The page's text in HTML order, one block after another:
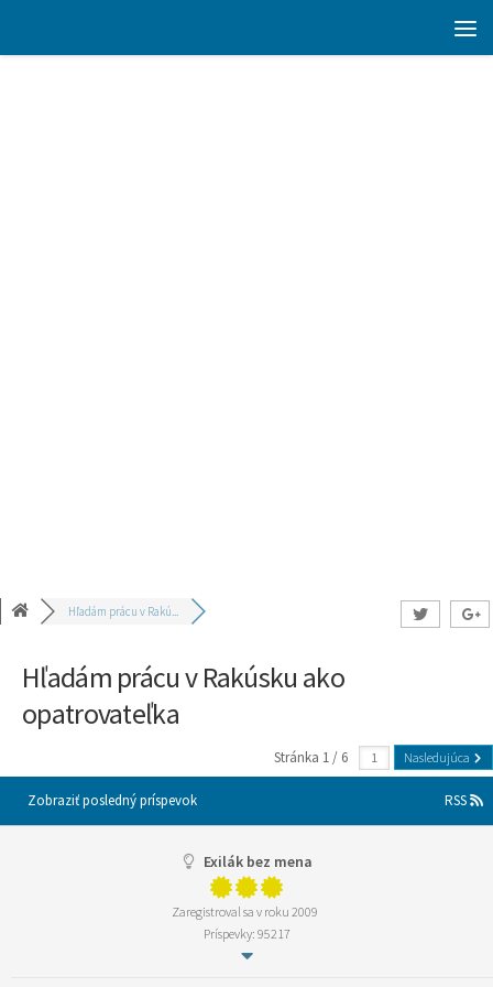
Hľadám prácu v Rakú...
Hľadám prácu v Rakúsku ako
opatrovateľka
Stránka 1 / 6 Nasledujúca
Zobraziť posledný príspevok RSS
Exilák bez mena
Zaregistroval sa v roku 2009
Príspevky: 95217